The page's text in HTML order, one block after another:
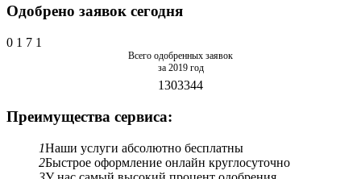
Одобрено заявок сегодня
0 1 7 1
Всего одобренных заявок
за 2019 год
1303344
Преимущества сервиса:
1Наши услуги абсолютно бесплатны
2Быстрое оформление онлайн круглосуточно